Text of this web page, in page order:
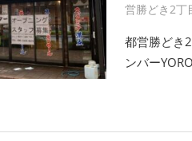
営勝どき2丁
都営勝どき
ンバー